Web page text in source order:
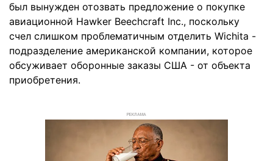
был вынужден отозвать предложение о покупке
авиационной Hawker Beechcraft Inc., поскольку
счел слишком проблематичным отделить Wichita -
подразделение американской компании, которое
обсуживает оборонные заказы США - от объекта
приобретения.
РЕКЛАМА